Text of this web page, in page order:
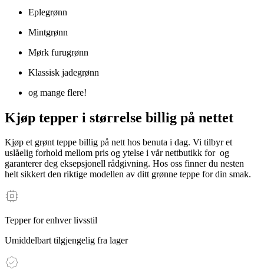
Eplegrønn
Mintgrønn
Mørk furugrønn
Klassisk jadegrønn
og mange flere!
Kjøp tepper i størrelse billig på nettet
Kjøp et grønt teppe billig på nett hos benuta i dag. Vi tilbyr et
uslåelig forhold mellom pris og ytelse i vår nettbutikk for og
garanterer deg eksepsjonell rådgivning. Hos oss finner du nesten
helt sikkert den riktige modellen av ditt grønne teppe for din smak.
Tepper for enhver livsstil
Umiddelbart tilgjengelig fra lager